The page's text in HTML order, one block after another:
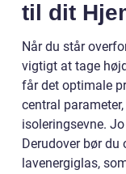
til dit
Når du står
vigtigt at tage
får det optimale
central
isoleringsevne.
Derudover bør du
lavenergiglas,